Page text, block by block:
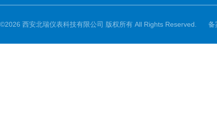
©2026 西安北瑞仪表科技有限公司 版权所有 All Rights Reserved. 备